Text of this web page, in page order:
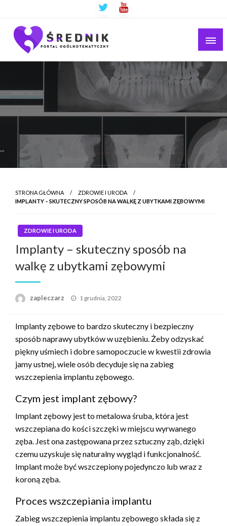
Średnik.pl
Ogólnotematyczny portal informacyjny
STRONA GŁÓWNA
ZDROWIE I URODA
IMPLANTY – SKUTECZNY SPOSÓB NA WALKĘ Z UBYTKAMI ZĘBOWYMI
ZDROWIE I URODA
Implanty – skuteczny sposób na
walkę z ubytkami zębowymi
zapleczarz Napisano
1 grudnia, 2022
Implanty zębowe to bardzo skuteczny i bezpieczny
sposób naprawy ubytków w uzębieniu. Żeby odzyskać
piękny uśmiech i dobre samopoczucie w kwestii zdrowia
jamy ustnej, wiele osób decyduje się na zabieg
wszczepienia implantu zębowego.
Czym jest implant zębowy?
Implant zębowy jest to metalowa śruba, która jest
wszczepiana do kości szczęki w miejscu wyrwanego
zęba. Jest ona zastępowana przez sztuczny ząb, dzięki
czemu uzyskuje się naturalny wygląd i funkcjonalność.
Implant może być wszczepiony pojedynczo lub wraz z
koroną zęba.
Proces wszczepiania implantu
Zabieg wszczepienia implantu zębowego składa się z